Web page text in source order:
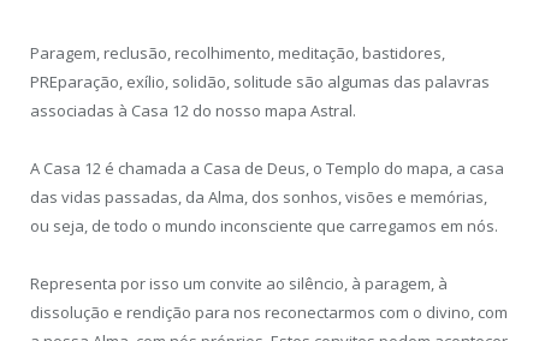
Paragem, reclusão, recolhimento, meditação, bastidores,
PREparação, exílio, solidão, solitude são algumas das palavras
associadas à Casa 12 do nosso mapa Astral.
A Casa 12 é chamada a Casa de Deus, o Templo do mapa, a casa
das vidas passadas, da Alma, dos sonhos, visões e memórias,
ou seja, de todo o mundo inconsciente que carregamos em nós.
Representa por isso um convite ao silêncio, à paragem, à
dissolução e rendição para nos reconectarmos com o divino, com